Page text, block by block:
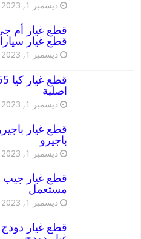
ديسمبر 1, 2023
قطع غيار
ديسمبر 1, 2023
اصلية
ديسمبر 1, 2023
باجيرو
ديسمبر 1, 2023
مستعمل
ديسمبر 1, 2023